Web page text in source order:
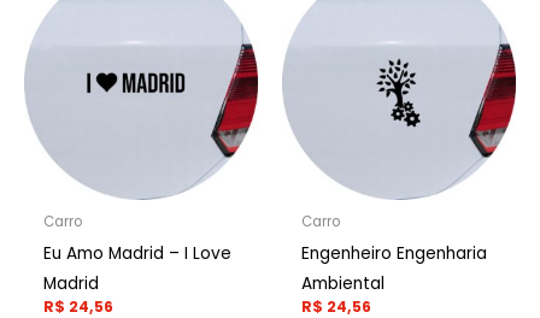
Carro
Eu Amo Madrid – I Love
Madrid
R$ 24,56
Carro
Engenheiro Engenharia
Ambiental
R$ 24,56